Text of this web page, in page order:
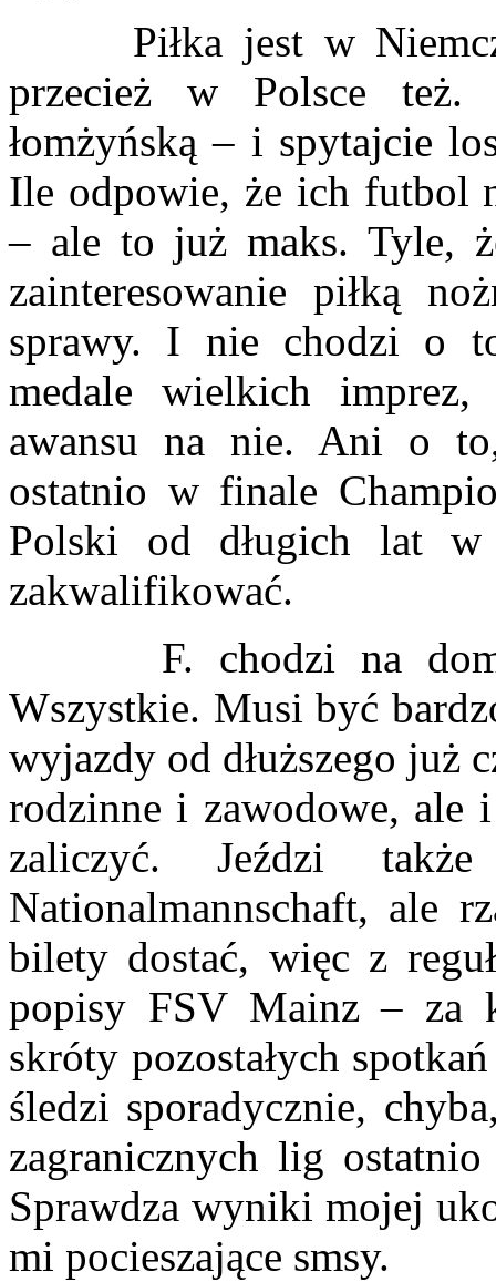
Piłka jest w
przecież w Polsce
łomżyńską – i spytajcie
Ile odpowie, że ich futbol
– ale to już maks. Tyle,
zainteresowanie piłką
sprawy. I nie chodzi o
medale wielkich
awansu na nie. Ani o
ostatnio w finale
Polski od długich lat
zakwalifikować.
F. chodzi na
Wszystkie. Musi być
wyjazdy od dłuższego już
rodzinne i zawodowe, ale
zaliczyć. Jeździ
Nationalmannschaft, ale
bilety dostać, więc z
popisy FSV Mainz – za
skróty pozostałych
śledzi sporadycznie,
zagranicznych lig
Sprawdza wyniki mojej
mi pocieszające smsy.